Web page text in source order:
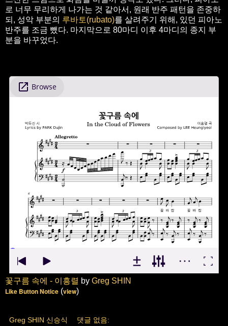
로 너무 무리하게 나가는 것 같아서, 원래 반주 패턴을 존중하
되, 성악 부분의 루바토(rubato)를 살려주기 위해, 있던 피아노
반주를 조금 뺐다. 마지막으로 80마디 이후 4마디의 종지 부
분을 바꾸었다.
꽃구름 속에 - 이흥렬 by Greg SHIN
Like Button Notice (view)
Greg SHIN 신승식 댓글 없음: